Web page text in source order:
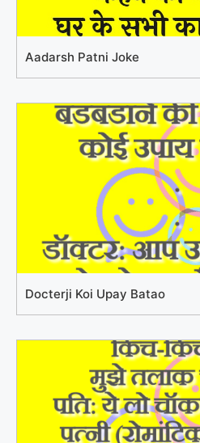
Aadarsh Patni Joke
Docterji Koi Upay Batao